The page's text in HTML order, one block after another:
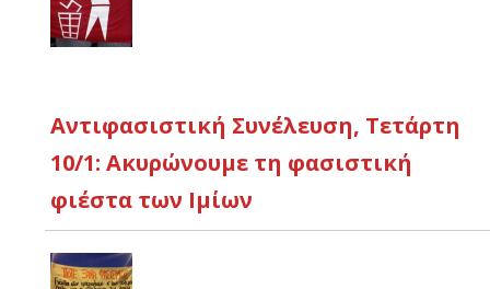
Αντιφασιστική Συνέλευση, Τετάρτη
10/1: Ακυρώνουμε τη φασιστική
φιέστα των Ιμίων